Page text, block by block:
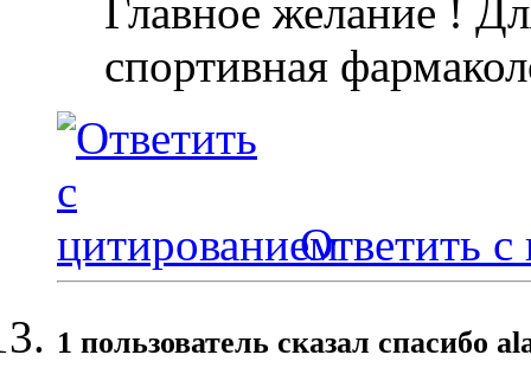
Главное желание !
спортивная
Ответить с
1 пользователь сказал cпасибо